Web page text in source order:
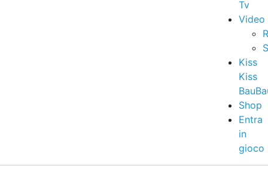
Tv
Video
Kiss
Kiss
Shop
Entra
in
gioco